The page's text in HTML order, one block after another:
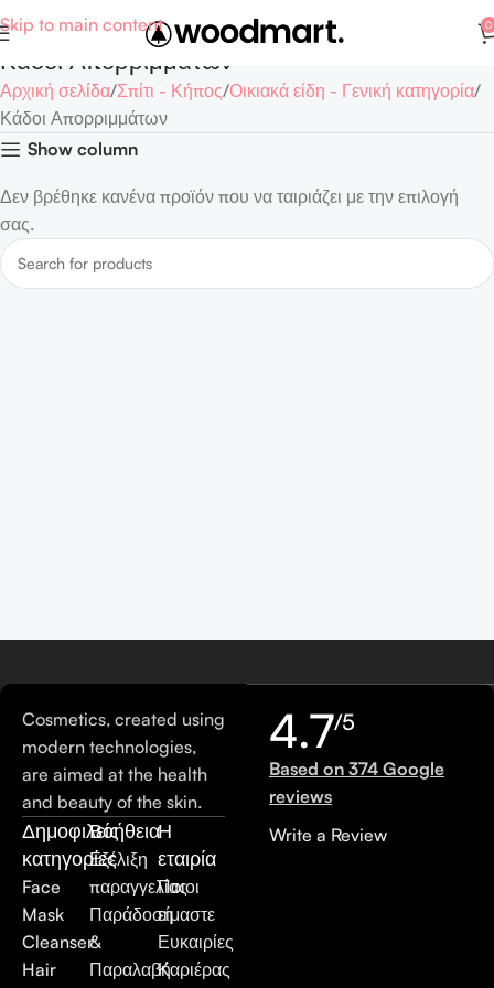
Skip to main content 0
Κάδοι Απορριμμάτων
Αρχική σελίδα Σπίτι - Κήπος Οικιακά είδη - Γενική κατηγορία
Κάδοι Απορριμμάτων
Show column
Δεν βρέθηκε κανένα προϊόν που να ταιριάζει με την επιλογή
σας.
Cosmetics, created using
modern technologies,
are aimed at the health
and beauty of the skin.
Δημοφιλείς
κατηγορίες
Face
Mask
Cleanser
Hair
Βοήθεια
Εξέλιξη
παραγγελίας
Παράδοση
&
Παραλαβή
Η
εταιρία
Ποιοι
είμαστε
Ευκαιρίες
Καριέρας
4.7/5
Based on 374 Google
reviews
Write a Review